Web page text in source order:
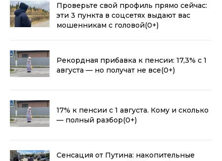
Проверьте свой профиль прямо сейчас:
эти 3 пункта в соцсетях выдают вас
мошенникам с головой(0+)
Рекордная прибавка к пенсии: 17,3% с 1
августа — но получат не все(0+)
17% к пенсии с 1 августа. Кому и сколько
— полный разбор(0+)
Сенсация от Путина: накопительные